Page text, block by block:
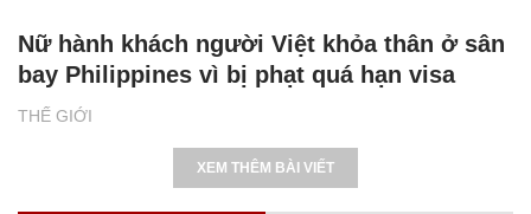
THẾ GIỚI
Nữ hành khách người Việt khỏa thân ở sân
bay Philippines vì bị phạt quá hạn visa
XEM THÊM BÀI VIẾT